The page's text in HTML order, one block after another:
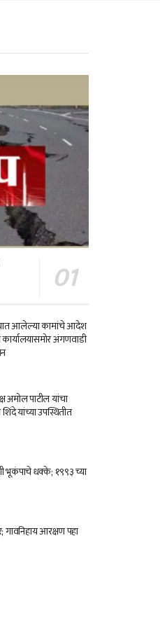
आलेल्या कामांचे आदेश
अंगणवाडी
अमोल पाटील यांचा
यांच्या उपस्थितीत
भूकंपाचे धक्के; १९९३ च्या
गावनिहाय आरक्षण पहा